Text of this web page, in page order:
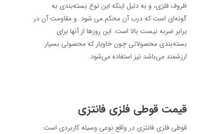
ظروف فلزی، و به دلیل اینکه این نوع بسته‌بندی به
گونه‌ای است که درب آن محکم می شود .و مقاومت آن در
برابر ضربه نیست بالا است. این روزها از آنها برای
بسته‌بندی محصولاتی چون خاویار که محصولی بسیار
ارزشمند می‌باشد نیز استفاده می‌شود.
قیمت قوطی فلزی فانتزی
قوطی فلزی فانتزی در واقع نوعی وسیله کاربردی است.